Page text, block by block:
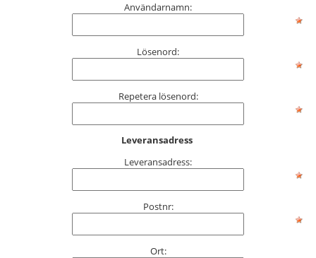
Användarnamn:
Lösenord:
Repetera lösenord:
Leveransadress
Leveransadress:
Postnr:
Ort: